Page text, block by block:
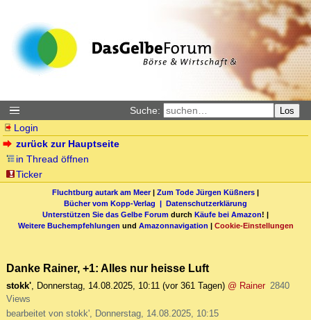
Suche: Los
Login
zurück zur Hauptseite
in Thread öffnen
Ticker
Fluchtburg autark am Meer| Zum Tode Jürgen Küßners |
Bücher vom Kopp-Verlag | Datenschutzerklärung
Unterstützen Sie das Gelbe Forum durch Käufe bei Amazon! |
Weitere Buchempfehlungen und Amazonnavigation | Cookie-Einstellungen
Danke Rainer, +1: Alles nur heisse Luft
stokk', Donnerstag, 14.08.2025, 10:11 (vor 361 Tagen) @ Rainer 2840
Views
bearbeitet von stokk', Donnerstag, 14.08.2025, 10:15